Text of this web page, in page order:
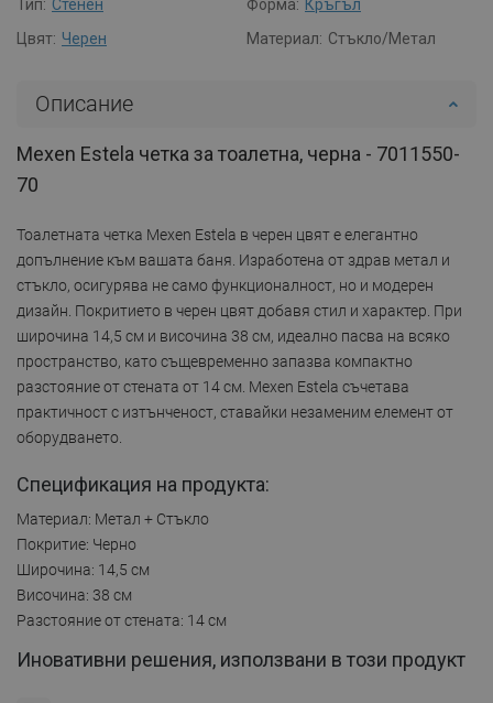
Тип: Стенен Форма: Кръгъл
Цвят: Черен Материал: Стъкло/Метал
Описание
Mexen Estela четка за тоалетна, черна - 7011550-
70
Тоалетната четка Mexen Estela в черен цвят е елегантно
допълнение към вашата баня. Изработена от здрав метал и
стъкло, осигурява не само функционалност, но и модерен
дизайн. Покритието в черен цвят добавя стил и характер. При
широчина 14,5 см и височина 38 см, идеално пасва на всяко
пространство, като същевременно запазва компактно
разстояние от стената от 14 см. Mexen Estela съчетава
практичност с изтънченост, ставайки незаменим елемент от
оборудването.
Спецификация на продукта:
Материал: Метал + Стъкло
Покритие: Черно
Широчина: 14,5 см
Височина: 38 см
Разстояние от стената: 14 см
Иновативни решения, използвани в този продукт